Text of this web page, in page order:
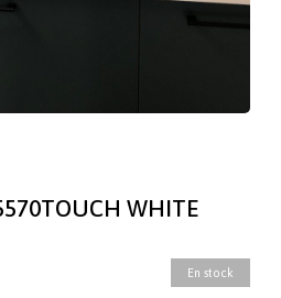
WHITE
En stock